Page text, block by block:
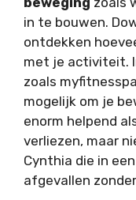
in te bouwen.
ontdekken
met je activiteit.
zoals
mogelijk om je
enorm helpend
verliezen, maar
Cynthia die in
afgevallen